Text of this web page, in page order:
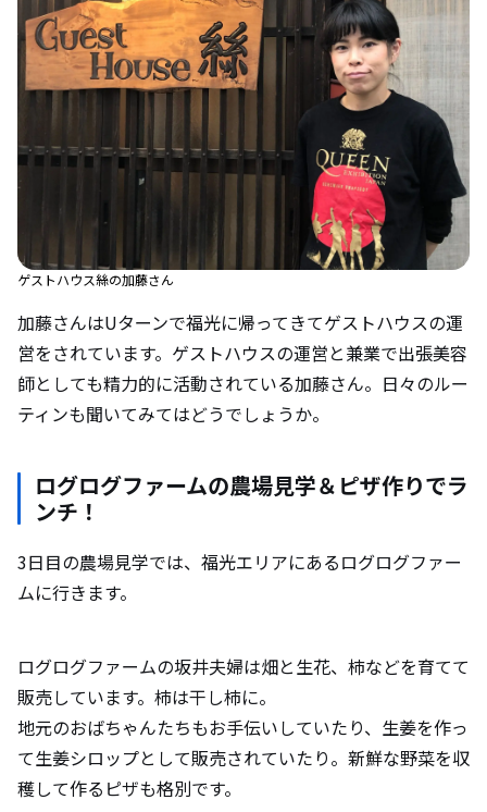
ゲストハウス絲の加藤さん
加藤さんはUターンで福光に帰ってきてゲストハウスの運
営をされています。ゲストハウスの運営と兼業で出張美容
師としても精力的に活動されている加藤さん。日々のルー
ティンも聞いてみてはどうでしょうか。
ログログファームの農場見学＆ピザ作りでラ
ンチ！
3日目の農場見学では、福光エリアにあるログログファー
ムに行きます。
ログログファームの坂井夫婦は畑と生花、柿などを育てて
販売しています。柿は干し柿に。
地元のおばちゃんたちもお手伝いしていたり、生姜を作っ
て生姜シロップとして販売されていたり。新鮮な野菜を収
穫して作るピザも格別です。